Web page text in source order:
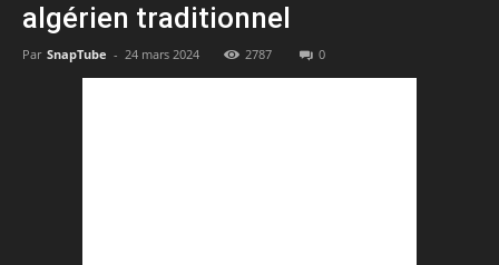
algérien traditionnel
Par SnapTube - 24 mars 2024 2787 0